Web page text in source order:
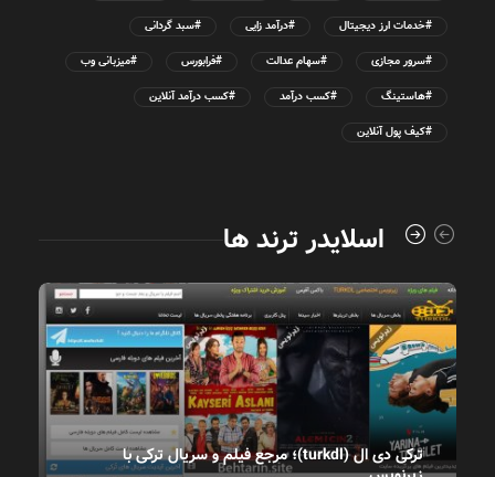
#خدمات ارز دیجیتال #درآمد زایی #سبد گردانی
#سرور مجازی #سهام عدالت #فرابورس #میزبانی وب
#هاستینگ #کسب درآمد #کسب درآمد آنلاین
#کیف پول آنلاین
اسلایدر ترند ها
ترکی دی ال (turkdl)؛ مرجع فیلم و سریال ترکی با